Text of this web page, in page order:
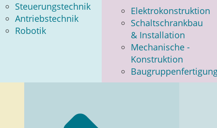
Steuerungstechnik
Antriebstechnik
Robotik
Elektrokonstruktion
Schaltschrankbau
& ­Installation
Mechanische ­
Konstruktion